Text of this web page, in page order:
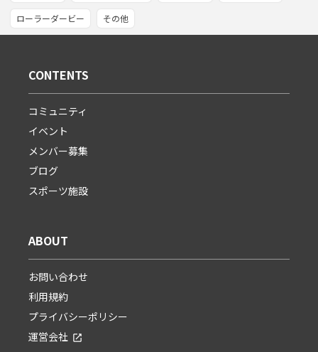
ローラーダービー その他
CONTENTS
コミュニティ
イベント
メンバー募集
ブログ
スポーツ施設
ABOUT
お問い合わせ
利用規約
プライバシーポリシー
運営会社